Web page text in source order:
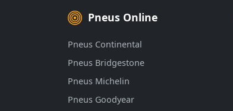
Pneus Online
Pneus Continental
Pneus Bridgestone
Pneus Michelin
Pneus Goodyear